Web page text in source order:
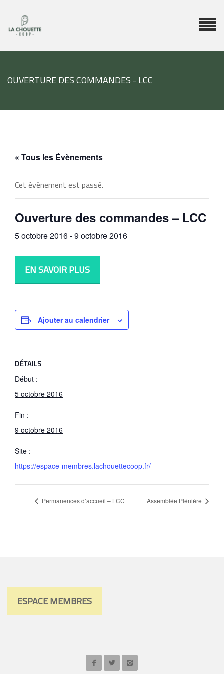
OUVERTURE DES COMMANDES - LCC
« Tous les Évènements
Cet évènement est passé.
Ouverture des commandes – LCC
5 octobre 2016-9 octobre 2016
EN SAVOIR PLUS
Ajouter au calendrier
DÉTAILS
Début :
5 octobre 2016
Fin :
9 octobre 2016
Site :
https://espace-membres.lachouettecoop.fr/
Permanences d’accueil – LCC Assemblée Plénière
ESPACE MEMBRES